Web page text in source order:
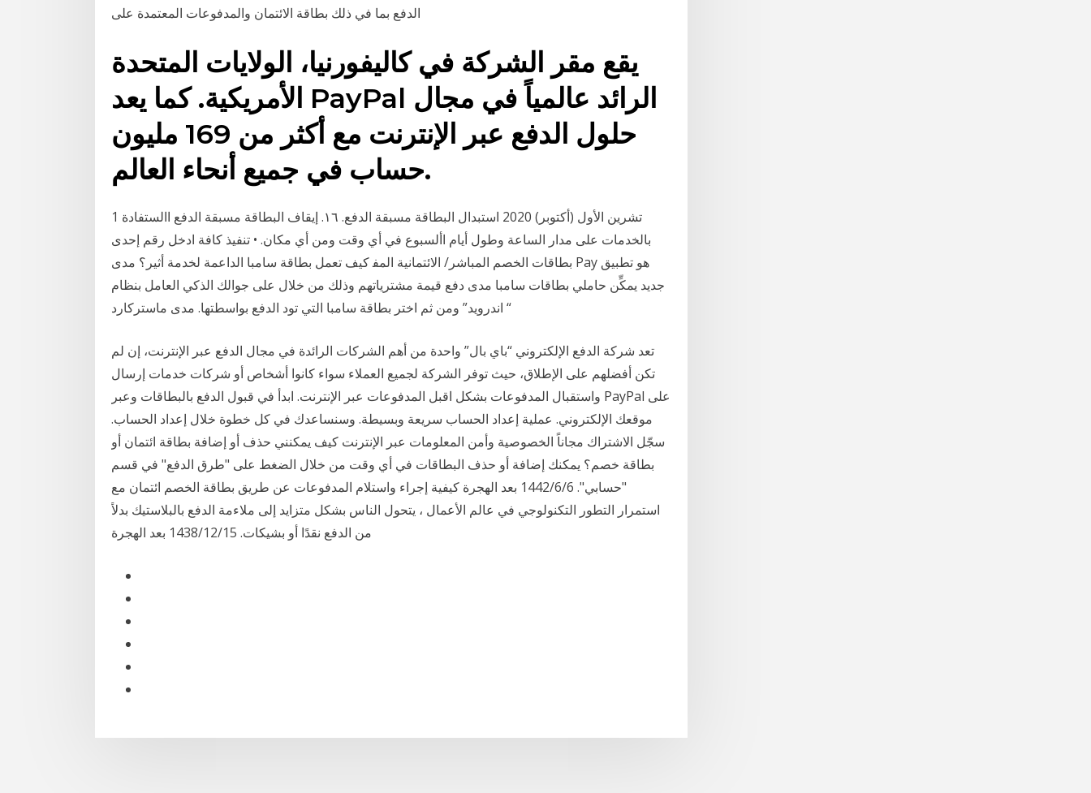
الدفع بما في ذلك بطاقة الائتمان والمدفوعات المعتمدة على
يقع مقر الشركة في كاليفورنيا، الولايات المتحدة
الأمريكية. كما يعد PayPal الرائد عالمياً في مجال
حلول الدفع عبر الإنترنت مع أكثر من 169 مليون
حساب في جميع أنحاء العالم.
1 تشرين الأول (أكتوبر) 2020 اﺳﺘﺒﺪال اﻟﺒﻄﺎﻗﺔ ﻣﺴﺒﻘﺔ اﻟﺪﻓﻊ. ۱٦. إﻳﻘﺎف اﻟﺒﻄﺎﻗﺔ ﻣﺴﺒﻘﺔ اﻟﺪﻓﻊ االستفادة
بالخدمات على مدار الساعة وطول أيام األسبوع في أي وقت ومن أي مكان. • تنفيذ كافة ادﺧﻞ رﻗﻢ إﺣﺪى
ﺑﻄﺎﻗﺎت اﻟﺨﺼﻢ اﻟﻤﺒﺎﺷﺮ/ اﻻﺋﺘﻤﺎﻧﻴﺔ اﻟﻤﻔ كيف تعمل بطاقة سامبا الداعمة لخدمة أثير؟ مدى Pay هو تطبيق
جديد يمكِّن حاملي بطاقات سامبا مدى دفع قيمة مشترياتهم وذلك من خلال على جوالك الذكي العامل بنظام
“ اندرويد” ومن ثم اختر بطاقة سامبا التي تود الدفع بواسطتها. مدى ماستركارد
تعد شركة الدفع الإلكتروني “باي بال” واحدة من أهم الشركات الرائدة في مجال الدفع عبر الإنترنت، إن لم
تكن أفضلهم على الإطلاق، حيث توفر الشركة لجميع العملاء سواء كانوا أشخاص أو شركات خدمات إرسال
واستقبال المدفوعات بشكل اقبل المدفوعات عبر الإنترنت. ابدأ في قبول الدفع بالبطاقات وعبر PayPal على
موقعك الإلكتروني. عملية إعداد الحساب سريعة وبسيطة. وسنساعدك في كل خطوة خلال إعداد الحساب.
سجّل الاشتراك مجاناً الخصوصية وأمن المعلومات عبر الإنترنت كيف يمكنني حذف أو إضافة بطاقة ائتمان أو
بطاقة خصم؟ يمكنك إضافة أو حذف البطاقات في أي وقت من خلال الضغط على "طرق الدفع" في قسم
"حسابي". 6‏‏/6‏‏/1442 بعد الهجرة كيفية إجراء واستلام المدفوعات عن طريق بطاقة الخصم ائتمان مع
استمرار التطور التكنولوجي في عالم الأعمال ، يتحول الناس بشكل متزايد إلى ملاءمة الدفع بالبلاستيك بدلاً
من الدفع نقدًا أو بشيكات. 15‏‏/12‏‏/1438 بعد الهجرة